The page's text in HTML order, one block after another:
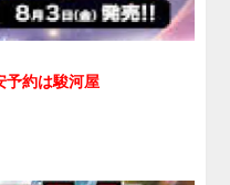
予約は駿河屋